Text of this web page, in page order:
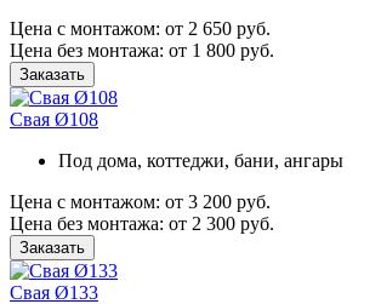
Цена с монтажом: от 2 650 руб.
Цена без монтажа: от 1 800 руб.
Заказать
Свая Ø108
Под дома, коттеджи, бани, ангары
Цена с монтажом: от 3 200 руб.
Цена без монтажа: от 2 300 руб.
Заказать
Свая Ø133